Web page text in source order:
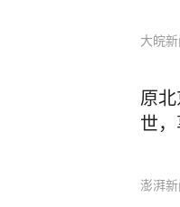
大皖
原
世
澎湃